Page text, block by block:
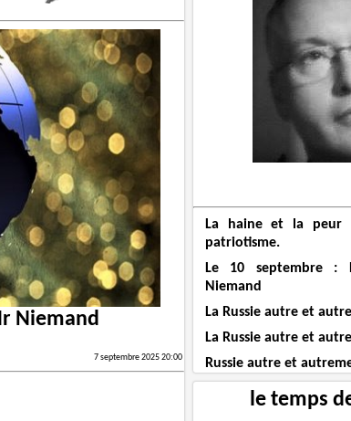
Niemand
7 septembre 2025 20:00
La haine et la peur
patriotisme.
Le 10 septembre :
Niemand
La Russie autre et
La Russie autre et
Russie autre et
le temps